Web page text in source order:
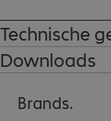
- Raised edges
- At least 40 %
On request, this
Technische
Downloads
Brands.